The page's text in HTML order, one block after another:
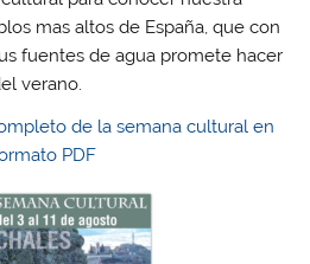
mas altos de España, que con
fuentes de agua promete hacer
verano.
de la semana cultural en
PDF